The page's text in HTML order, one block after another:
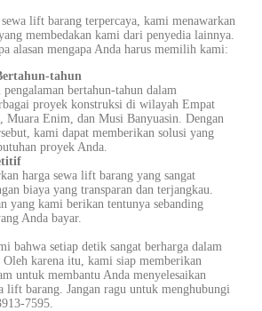
sewa lift barang terpercaya, kami menawarkan
membedakan kami dari penyedia lainnya.
alasan mengapa Anda harus memilih kami:
tahun
bertahun-tahun dalam
proyek konstruksi di wilayah Empat
Muara Enim, dan Musi Banyuasin. Dengan
kami dapat memberikan solusi yang
proyek Anda.
harga sewa lift barang yang sangat
biaya yang transparan dan terjangkau.
yang kami berikan tentunya sebanding
Anda bayar.
bahwa setiap detik sangat berharga dalam
Oleh karena itu, kami siap memberikan
untuk membantu Anda menyelesaikan
lift barang. Jangan ragu untuk menghubungi
7595.